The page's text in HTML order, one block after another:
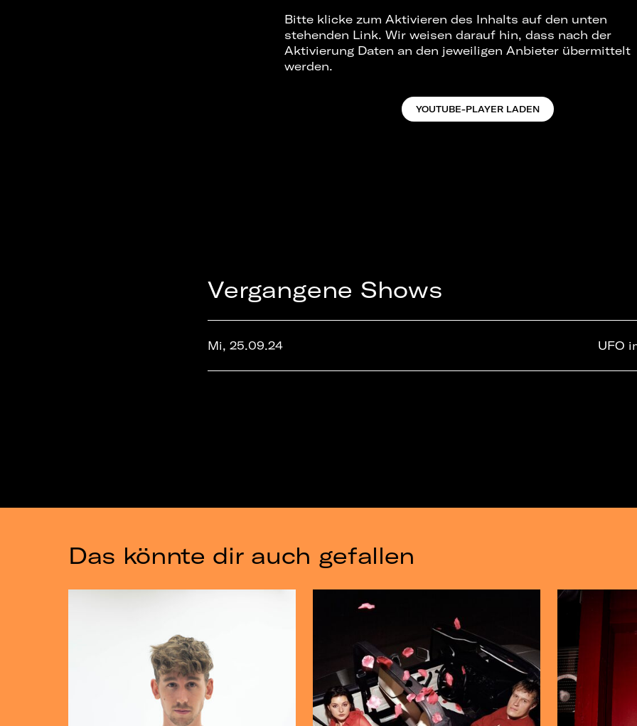
Bitte klicke zum Aktivieren des Inhalts auf den unten
stehenden Link. Wir weisen darauf hin, dass nach der
Aktivierung Daten an den jeweiligen Anbieter übermittelt
werden.
YOUTUBE-PLAYER LADEN
Vergangene Shows
Mi, 25.09.24 UFO
Das könnte dir auch gefallen